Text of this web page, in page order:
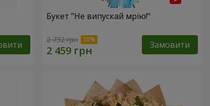
Букет "Не випускай мрію!"
2 732 грн Замовити